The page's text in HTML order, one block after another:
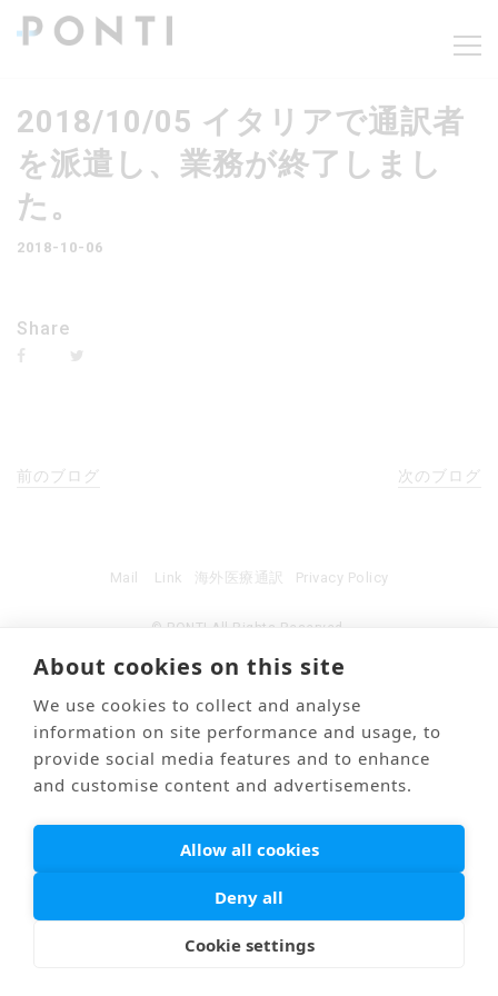
2018/10/05 イタリアで通訳者
を派遣し、業務が終了しまし
た。
2018-10-06
Share
前のブログ 次のブログ
© PONTI All Rights Reserved.
Mail Link 海外医療通訳 Privacy Policy
About cookies on this site
We use cookies to collect and analyse
information on site performance and usage, to
provide social media features and to enhance
and customise content and advertisements.
Allow all cookies
Deny all
Cookie settings